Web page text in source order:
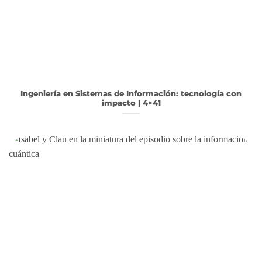
Ingeniería en Sistemas de Información: tecnología con
impacto | 4×41